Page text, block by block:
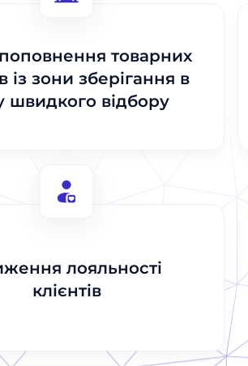
товарних
із зони зберігання в
швидкого відбору
лояльності
клієнтів